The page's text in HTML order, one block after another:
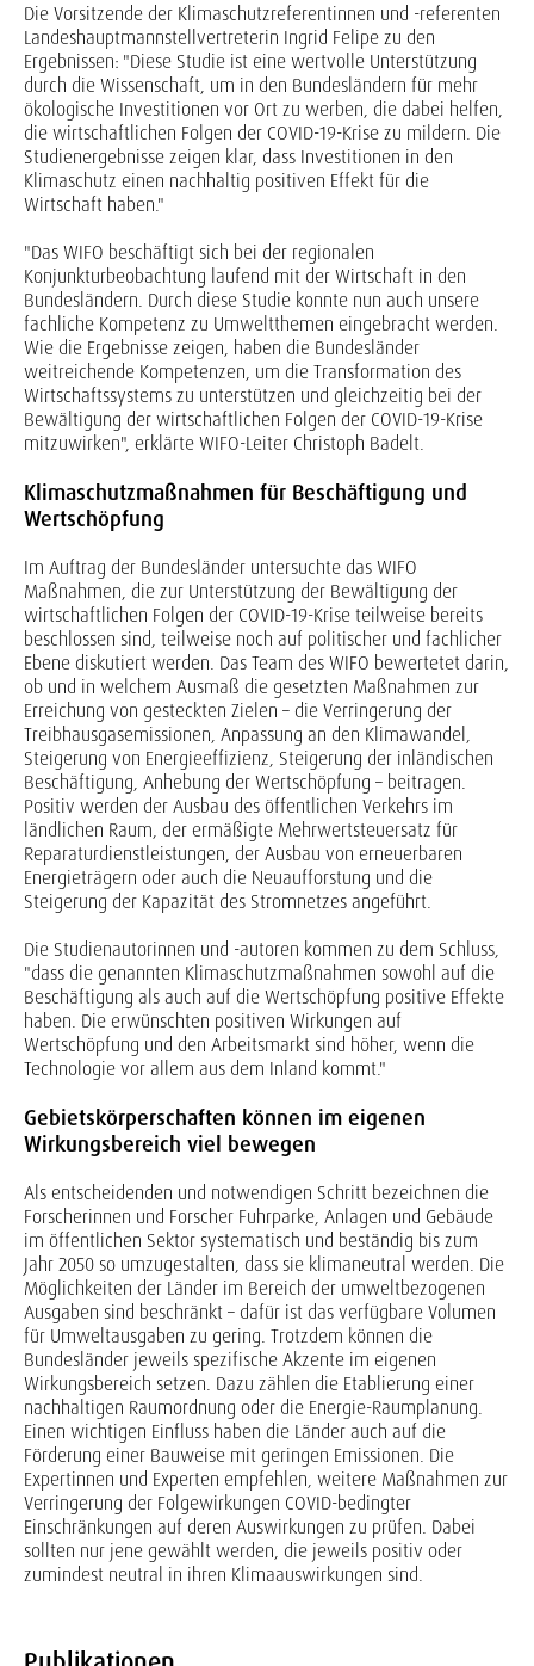
Die Vorsitzende der Klimaschutzreferentinnen und -referenten
Landeshauptmannstellvertreterin Ingrid Felipe zu den
Ergebnissen: "Diese Studie ist eine wertvolle Unterstützung
durch die Wissenschaft, um in den Bundesländern für mehr
ökologische Investitionen vor Ort zu werben, die dabei helfen,
die wirtschaftlichen Folgen der COVID-19-Krise zu mildern. Die
Studienergebnisse zeigen klar, dass Investitionen in den
Klimaschutz einen nachhaltig positiven Effekt für die
Wirtschaft haben."
"Das WIFO beschäftigt sich bei der regionalen
Konjunkturbeobachtung laufend mit der Wirtschaft in den
Bundesländern. Durch diese Studie konnte nun auch unsere
fachliche Kompetenz zu Umweltthemen eingebracht werden.
Wie die Ergebnisse zeigen, haben die Bundesländer
weitreichende Kompetenzen, um die Transformation des
Wirtschaftssystems zu unterstützen und gleichzeitig bei der
Bewältigung der wirtschaftlichen Folgen der COVID-19-Krise
mitzuwirken", erklärte WIFO-Leiter Christoph Badelt.
Klimaschutzmaßnahmen für Beschäftigung und
Wertschöpfung
Im Auftrag der Bundesländer untersuchte das WIFO
Maßnahmen, die zur Unterstützung der Bewältigung der
wirtschaftlichen Folgen der COVID-19-Krise teilweise bereits
beschlossen sind, teilweise noch auf politischer und fachlicher
Ebene diskutiert werden. Das Team des WIFO bewertetet darin,
ob und in welchem Ausmaß die gesetzten Maßnahmen zur
Erreichung von gesteckten Zielen – die Verringerung der
Treibhausgasemissionen, Anpassung an den Klimawandel,
Steigerung von Energieeffizienz, Steigerung der inländischen
Beschäftigung, Anhebung der Wertschöpfung – beitragen.
Positiv werden der Ausbau des öffentlichen Verkehrs im
ländlichen Raum, der ermäßigte Mehrwertsteuersatz für
Reparaturdienstleistungen, der Ausbau von erneuerbaren
Energieträgern oder auch die Neuaufforstung und die
Steigerung der Kapazität des Stromnetzes angeführt.
Die Studienautorinnen und -autoren kommen zu dem Schluss,
"dass die genannten Klimaschutzmaßnahmen sowohl auf die
Beschäftigung als auch auf die Wertschöpfung positive Effekte
haben. Die erwünschten positiven Wirkungen auf
Wertschöpfung und den Arbeitsmarkt sind höher, wenn die
Technologie vor allem aus dem Inland kommt."
Gebietskörperschaften können im eigenen
Wirkungsbereich viel bewegen
Als entscheidenden und notwendigen Schritt bezeichnen die
Forscherinnen und Forscher Fuhrparke, Anlagen und Gebäude
im öffentlichen Sektor systematisch und beständig bis zum
Jahr 2050 so umzugestalten, dass sie klimaneutral werden. Die
Möglichkeiten der Länder im Bereich der umweltbezogenen
Ausgaben sind beschränkt – dafür ist das verfügbare Volumen
für Umweltausgaben zu gering. Trotzdem können die
Bundesländer jeweils spezifische Akzente im eigenen
Wirkungsbereich setzen. Dazu zählen die Etablierung einer
nachhaltigen Raumordnung oder die Energie-Raumplanung.
Einen wichtigen Einfluss haben die Länder auch auf die
Förderung einer Bauweise mit geringen Emissionen. Die
Expertinnen und Experten empfehlen, weitere Maßnahmen zur
Verringerung der Folgewirkungen COVID-bedingter
Einschränkungen auf deren Auswirkungen zu prüfen. Dabei
sollten nur jene gewählt werden, die jeweils positiv oder
zumindest neutral in ihren Klimaauswirkungen sind.